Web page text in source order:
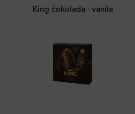
King čokolada - vanila